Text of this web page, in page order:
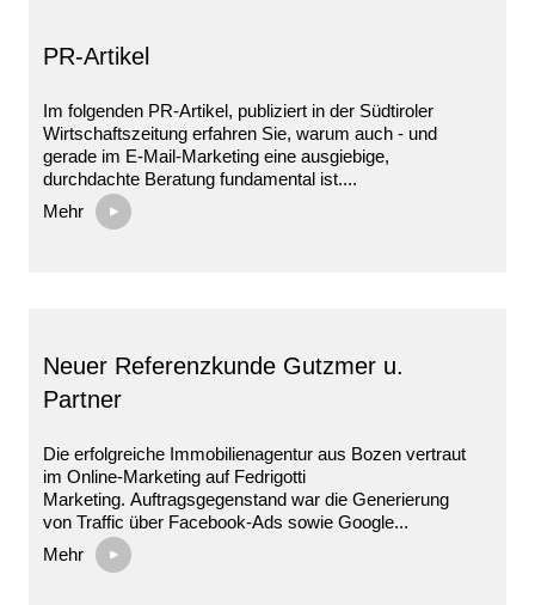
PR-Artikel
Im folgenden PR-Artikel, publiziert in der Südtiroler
Wirtschaftszeitung erfahren Sie, warum auch - und
gerade im E-Mail-Marketing eine ausgiebige,
durchdachte Beratung fundamental ist....
Mehr
Neuer Referenzkunde Gutzmer u.
Partner
Die erfolgreiche Immobilienagentur aus Bozen vertraut
im Online-Marketing auf Fedrigotti
Marketing. Auftragsgegenstand war die Generierung
von Traffic über Facebook-Ads sowie Google...
Mehr